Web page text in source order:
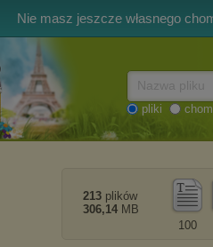
Nie masz jeszcze własnego
pliki
100
213 plików
306,14 MB